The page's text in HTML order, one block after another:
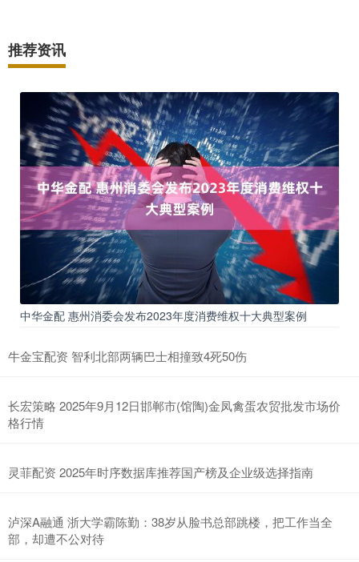
推荐资讯
中华金配 惠州消委会发布2023年度消费维权十大典型案例
牛金宝配资 智利北部两辆巴士相撞致4死50伤
长宏策略 2025年9月12日邯郸市(馆陶)金凤禽蛋农贸批发市场价
格行情
灵菲配资 2025年时序数据库推荐国产榜及企业级选择指南
泸深A融通 浙大学霸陈勤：38岁从脸书总部跳楼，把工作当全
部，却遭不公对待